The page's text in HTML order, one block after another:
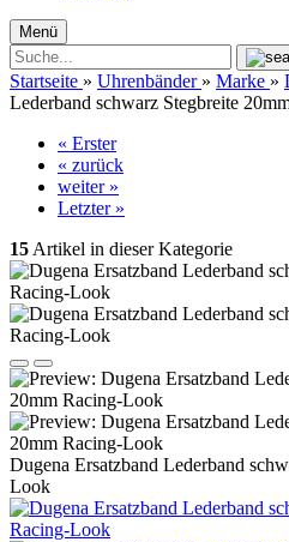
Menü
Startseite » Uhrenbänder » Marke »
Lederband schwarz Stegbreite
« Erster
« zurück
weiter »
Letzter »
15 Artikel in dieser Kategorie
Dugena Ersatzband Lederband
Look